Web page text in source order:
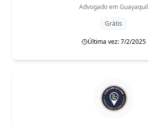
Advogado emGuayaquil
Grátis
Última vez: 7/2/2025